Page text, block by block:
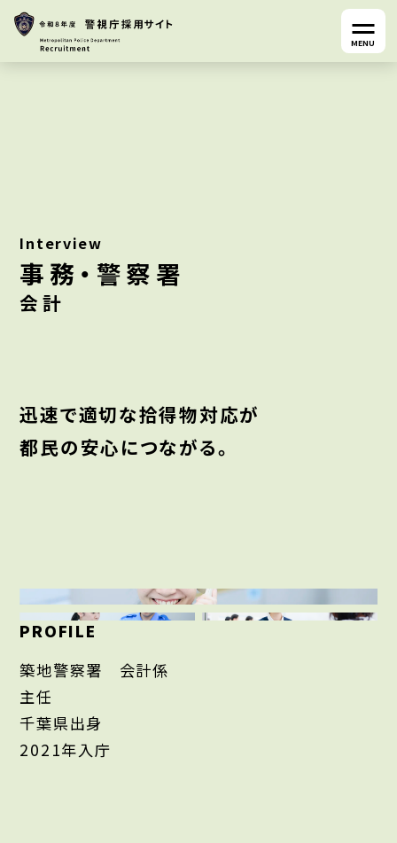
MENU
Interview
事務・警察署
会計
迅速で適切な拾得物対応が
都民の安心につながる。
PROFILE
築地警察署 会計係
主任
千葉県出身
2021年入庁